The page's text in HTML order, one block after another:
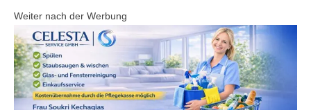
Weiter nach der Werbung